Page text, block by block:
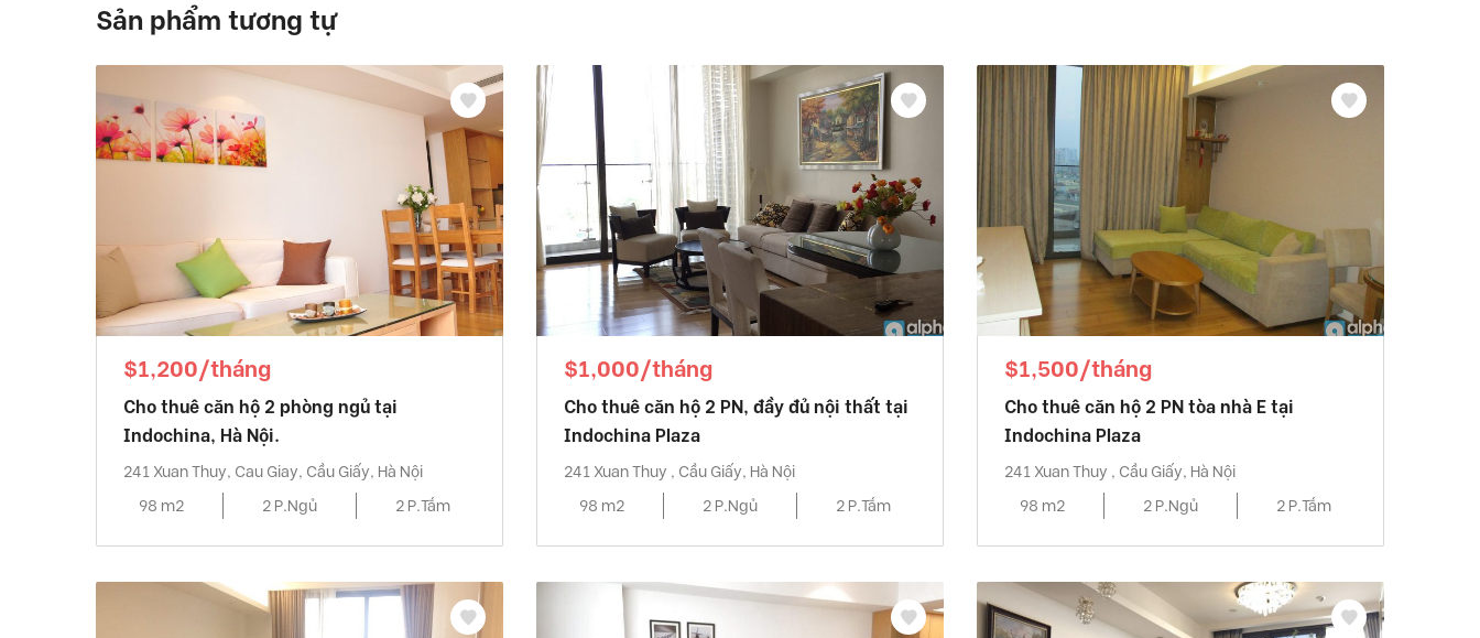
Sản phẩm tương tự
$1,200/tháng
Cho thuê căn hộ 2 phòng ngủ tại
Indochina, Hà Nội.
241 Xuan Thuy, Cau Giay, Cầu Giấy, Hà Nội
98 m2
2 P.Ngủ 2 P.Tắm
$1,000/tháng
Cho thuê căn hộ 2 PN, đầy đủ nội thất tại
Indochina Plaza
241 Xuan Thuy , Cầu Giấy, Hà Nội
98 m2
2 P.Ngủ 2 P.Tắm
$1,500/tháng
Cho thuê căn hộ 2 PN tòa nhà E tại
Indochina Plaza
241 Xuan Thuy , Cầu Giấy, Hà Nội
98 m2
2 P.Ngủ 2 P.Tắm